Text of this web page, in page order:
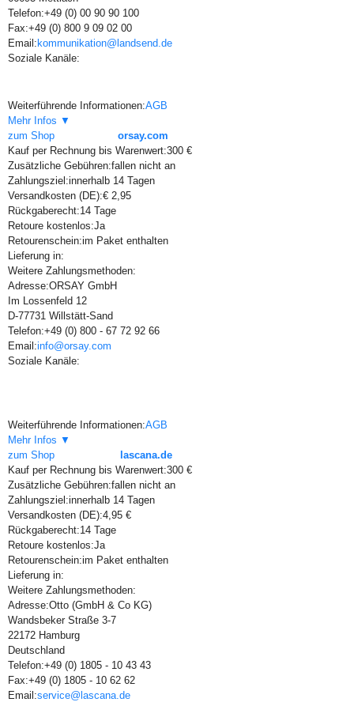
Telefon:+49 (0) 00 90 90 100
Fax:+49 (0) 800 9 09 02 00
Email: kommunikation@landsend.de
Soziale Kanäle:
Weiterführende Informationen:AGB
Mehr Infos ▼
zum Shop
orsay.com
Kauf per Rechnung bis Warenwert:300 €
Zusätzliche Gebühren:fallen nicht an
Zahlungsziel:innerhalb 14 Tagen
Versandkosten (DE):€ 2,95
Rückgaberecht:14 Tage
Retoure kostenlos:Ja
Retourenschein:im Paket enthalten
Lieferung in:
Weitere Zahlungsmethoden:
Adresse:ORSAY GmbH
Im Lossenfeld 12
D-77731 Willstätt-Sand
Telefon:+49 (0) 800 - 67 72 92 66
Email:info@orsay.com
Soziale Kanäle:
Weiterführende Informationen:AGB
Mehr Infos ▼
zum Shop
lascana.de
Kauf per Rechnung bis Warenwert:300 €
Zusätzliche Gebühren:fallen nicht an
Zahlungsziel:innerhalb 14 Tagen
Versandkosten (DE):4,95 €
Rückgaberecht:14 Tage
Retoure kostenlos:Ja
Retourenschein:im Paket enthalten
Lieferung in:
Weitere Zahlungsmethoden:
Adresse:Otto (GmbH & Co KG)
Wandsbeker Straße 3-7
22172 Hamburg
Deutschland
Telefon:+49 (0) 1805 - 10 43 43
Fax:+49 (0) 1805 - 10 62 62
Email:service@lascana.de